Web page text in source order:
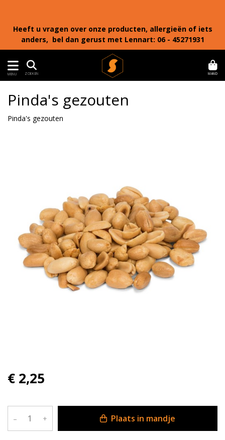
Heeft u vragen over onze producten, allergieën of iets
anders, bel dan gerust met Lennart: 06 - 45271931
MENU ZOEKEN MAND
Pinda's gezouten
Pinda's gezouten
€ 2,25
– + Plaats in mandje